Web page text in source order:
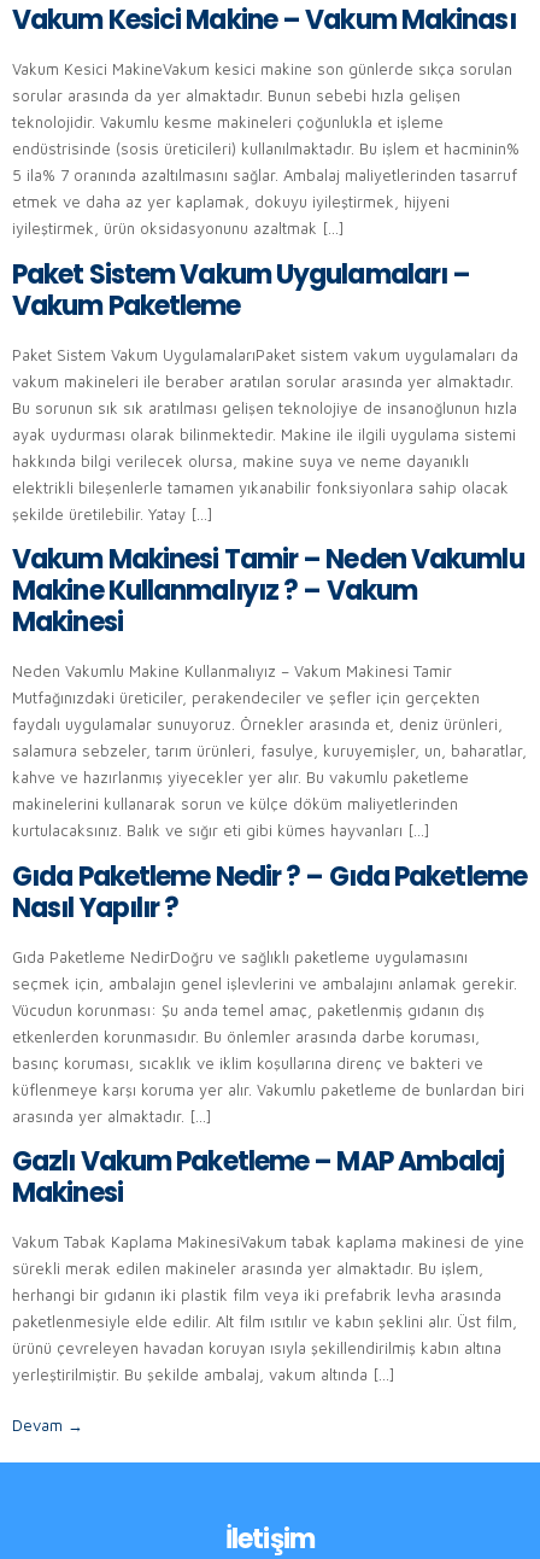
Vakum Kesici Makine – Vakum Makinası
Vakum Kesici MakineVakum kesici makine son günlerde sıkça sorulan
sorular arasında da yer almaktadır. Bunun sebebi hızla gelişen
teknolojidir. Vakumlu kesme makineleri çoğunlukla et işleme
endüstrisinde (sosis üreticileri) kullanılmaktadır. Bu işlem et hacminin%
5 ila% 7 oranında azaltılmasını sağlar. Ambalaj maliyetlerinden tasarruf
etmek ve daha az yer kaplamak, dokuyu iyileştirmek, hijyeni
iyileştirmek, ürün oksidasyonunu azaltmak […]
Paket Sistem Vakum Uygulamaları –
Vakum Paketleme
Paket Sistem Vakum UygulamalarıPaket sistem vakum uygulamaları da
vakum makineleri ile beraber aratılan sorular arasında yer almaktadır.
Bu sorunun sık sık aratılması gelişen teknolojiye de insanoğlunun hızla
ayak uydurması olarak bilinmektedir. Makine ile ilgili uygulama sistemi
hakkında bilgi verilecek olursa, makine suya ve neme dayanıklı
elektrikli bileşenlerle tamamen yıkanabilir fonksiyonlara sahip olacak
şekilde üretilebilir. Yatay […]
Vakum Makinesi Tamir – Neden Vakumlu
Makine Kullanmalıyız ? – Vakum
Makinesi
Neden Vakumlu Makine Kullanmalıyız – Vakum Makinesi Tamir
Mutfağınızdaki üreticiler, perakendeciler ve şefler için gerçekten
faydalı uygulamalar sunuyoruz. Örnekler arasında et, deniz ürünleri,
salamura sebzeler, tarım ürünleri, fasulye, kuruyemişler, un, baharatlar,
kahve ve hazırlanmış yiyecekler yer alır. Bu vakumlu paketleme
makinelerini kullanarak sorun ve külçe döküm maliyetlerinden
kurtulacaksınız. Balık ve sığır eti gibi kümes hayvanları […]
Gıda Paketleme Nedir ? – Gıda Paketleme
Nasıl Yapılır ?
Gıda Paketleme NedirDoğru ve sağlıklı paketleme uygulamasını
seçmek için, ambalajın genel işlevlerini ve ambalajını anlamak gerekir.
Vücudun korunması: Şu anda temel amaç, paketlenmiş gıdanın dış
etkenlerden korunmasıdır. Bu önlemler arasında darbe koruması,
basınç koruması, sıcaklık ve iklim koşullarına direnç ve bakteri ve
küflenmeye karşı koruma yer alır. Vakumlu paketleme de bunlardan biri
arasında yer almaktadır. […]
Gazlı Vakum Paketleme – MAP Ambalaj
Makinesi
Vakum Tabak Kaplama MakinesiVakum tabak kaplama makinesi de yine
sürekli merak edilen makineler arasında yer almaktadır. Bu işlem,
herhangi bir gıdanın iki plastik film veya iki prefabrik levha arasında
paketlenmesiyle elde edilir. Alt film ısıtılır ve kabın şeklini alır. Üst film,
ürünü çevreleyen havadan koruyan ısıyla şekillendirilmiş kabın altına
yerleştirilmiştir. Bu şekilde ambalaj, vakum altında […]
Devam →
İletişim